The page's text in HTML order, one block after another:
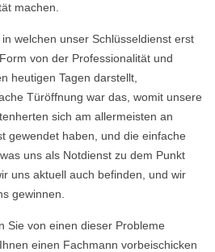
machen.
welchen unser Schlüsseldienst erst
von der Professionalität und
heutigen Tagen darstellt,
Türöffnung war das, womit unsere
sich am allermeisten an
gewendet haben, und die einfache
uns als Notdienst zu dem Punkt
uns aktuell auch befinden, und wir
gewinnen.
Sie von einen dieser Probleme
einen Fachmann vorbeischicken